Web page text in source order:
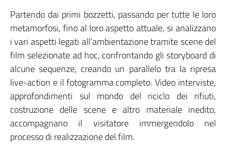
Partendo dai primi bozzetti, passando per tutte le loro
metamorfosi, fino al loro aspetto attuale, si analizzano
i vari aspetti legati all’ambientazione tramite scene del
film selezionate ad hoc, confrontando gli storyboard di
alcune sequenze, creando un parallelo tra la ripresa
live-action e il fotogramma completo. Video interviste,
approfondimenti sul mondo del riciclo dei rifiuti,
costruzione delle scene e altro materiale inedito,
accompagnano il visitatore immergendolo nel
processo di realizzazione del film.